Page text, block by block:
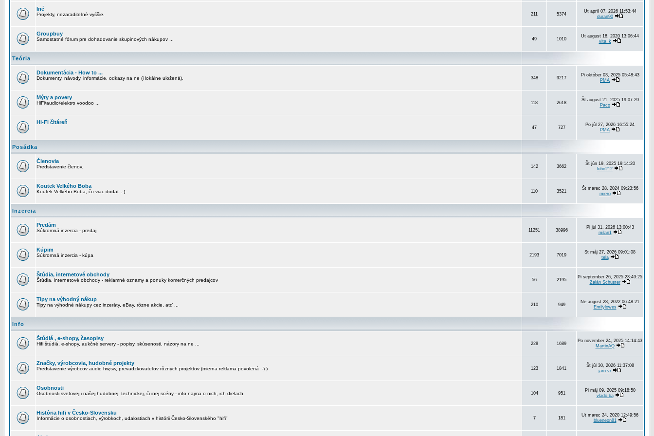
Iné
Projekty, nezaraditeľné vyššie. 211 5374
Ut apríl 07, 2026 11:53:44
duran90
Groupbuy
Samostatné fórum pre dohadovanie skupinových nákupov ... 49 1010
Ut august 18, 2020 13:06:44
vita_k
Teória
Dokumentácia - How to ...
Dokumenty, návody, informácie, odkazy na ne (i lokálne uložená). 348 9217
Pi október 03, 2025 05:48:43
PMA
Mýty a povery
HiFi/audio/elektro voodoo ... 118 2618
Št august 21, 2025 19:07:20
Paco
Hi-Fi čitáreň
47 727
Po júl 27, 2026 16:55:24
PMA
Posádka
Členovia
Predstavenie členov. 142 3662
Št jún 19, 2025 19:14:20
lubo212
Koutek Velkého Boba
Koutek Velkého Boba, čo viac dodať :-) 110 3521
Št marec 28, 2024 09:23:56
miero
Inzercia
Predám
Súkromná inzercia - predaj 11251 38996
Pi júl 31, 2026 13:00:43
milan1
Kúpim
Súkromná inzercia - kúpa 2193 7019
St máj 27, 2026 09:01:08
tela
Štúdia, internetové obchody
Štúdia, internetové obchody - reklamné oznamy a ponuky komerčných predajcov 56 2195
Pi september 26, 2025 23:49:25
Zalán Schuster
Tipy na výhodný nákup
Tipy na výhodné nákupy cez inzeráty, eBay, rôzne akcie, atď ... 210 949
Ne august 28, 2022 06:48:21
Emilylowes
Info
Štúdiá , e-shopy, časopisy
Hifi štúdiá, e-shopy, aukčné servery - popisy, skúsenosti, názory na ne ... 228 1689
Po november 24, 2025 14:14:43
MartinAQ
Značky, výrobcovia, hudobné projekty
Predstavenie výrobcov audio hw,sw, prevadzkovateľov rôznych projektov (mierna reklama povolená :-) ) 123 1841
Št júl 30, 2026 11:37:08
jaro.vr
Osobnosti
Osobnosti svetovej i našej hudobnej, technickej, či inej scény - info najmä o nich, ich dielach. 104 951
Pi máj 09, 2025 09:18:50
vlado.ba
História hifi v Česko-Slovensku
Informácie o osobnostiach, výrobkoch, udalostiach v histórii Česko-Slovenského "hifi" 7 181
Ut marec 24, 2020 12:49:56
blueneon81